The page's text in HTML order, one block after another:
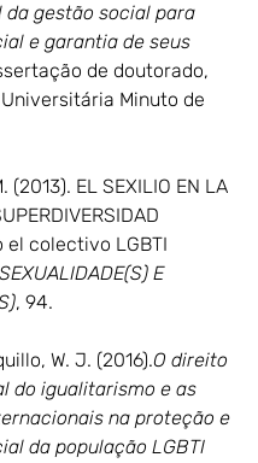
gestão social para
e garantia de seus
de doutorado,
Minuto de
(2013). EL SEXILIO EN LA
el colectivo LGBTI
SEXUALIDADE(S) E
, 94.
W. J. (2016).O direito
do igualitarismo e as
na proteção e
da população LGBTI